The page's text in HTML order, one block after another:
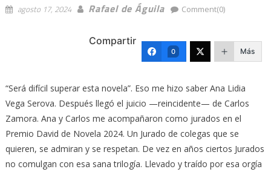
agosto 17, 2024 Rafael de Águila Comment(0)
Compartir
0 Más
“Será difícil superar esta novela”. Eso me hizo saber Ana Lidia
Vega Serova. Después llegó el juicio —reincidente— de Carlos
Zamora. Ana y Carlos me acompañaron como jurados en el
Premio David de Novela 2024. Un Jurado de colegas que se
quieren, se admiran y se respetan. De vez en años ciertos Jurados
no comulgan con esa sana trilogía. Llevado y traído por esa orgía